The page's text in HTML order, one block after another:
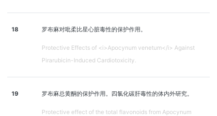
18 罗布麻对吡柔比星心脏毒性的保护作用。
Protective Effects of <i>Apocynum venetum</i> Against
Pirarubicin-Induced Cardiotoxicity.
19 罗布麻总黄酮的保护作用。四氯化碳肝毒性的体内外研究。
Protective effect of the total flavonoids from Apocynum